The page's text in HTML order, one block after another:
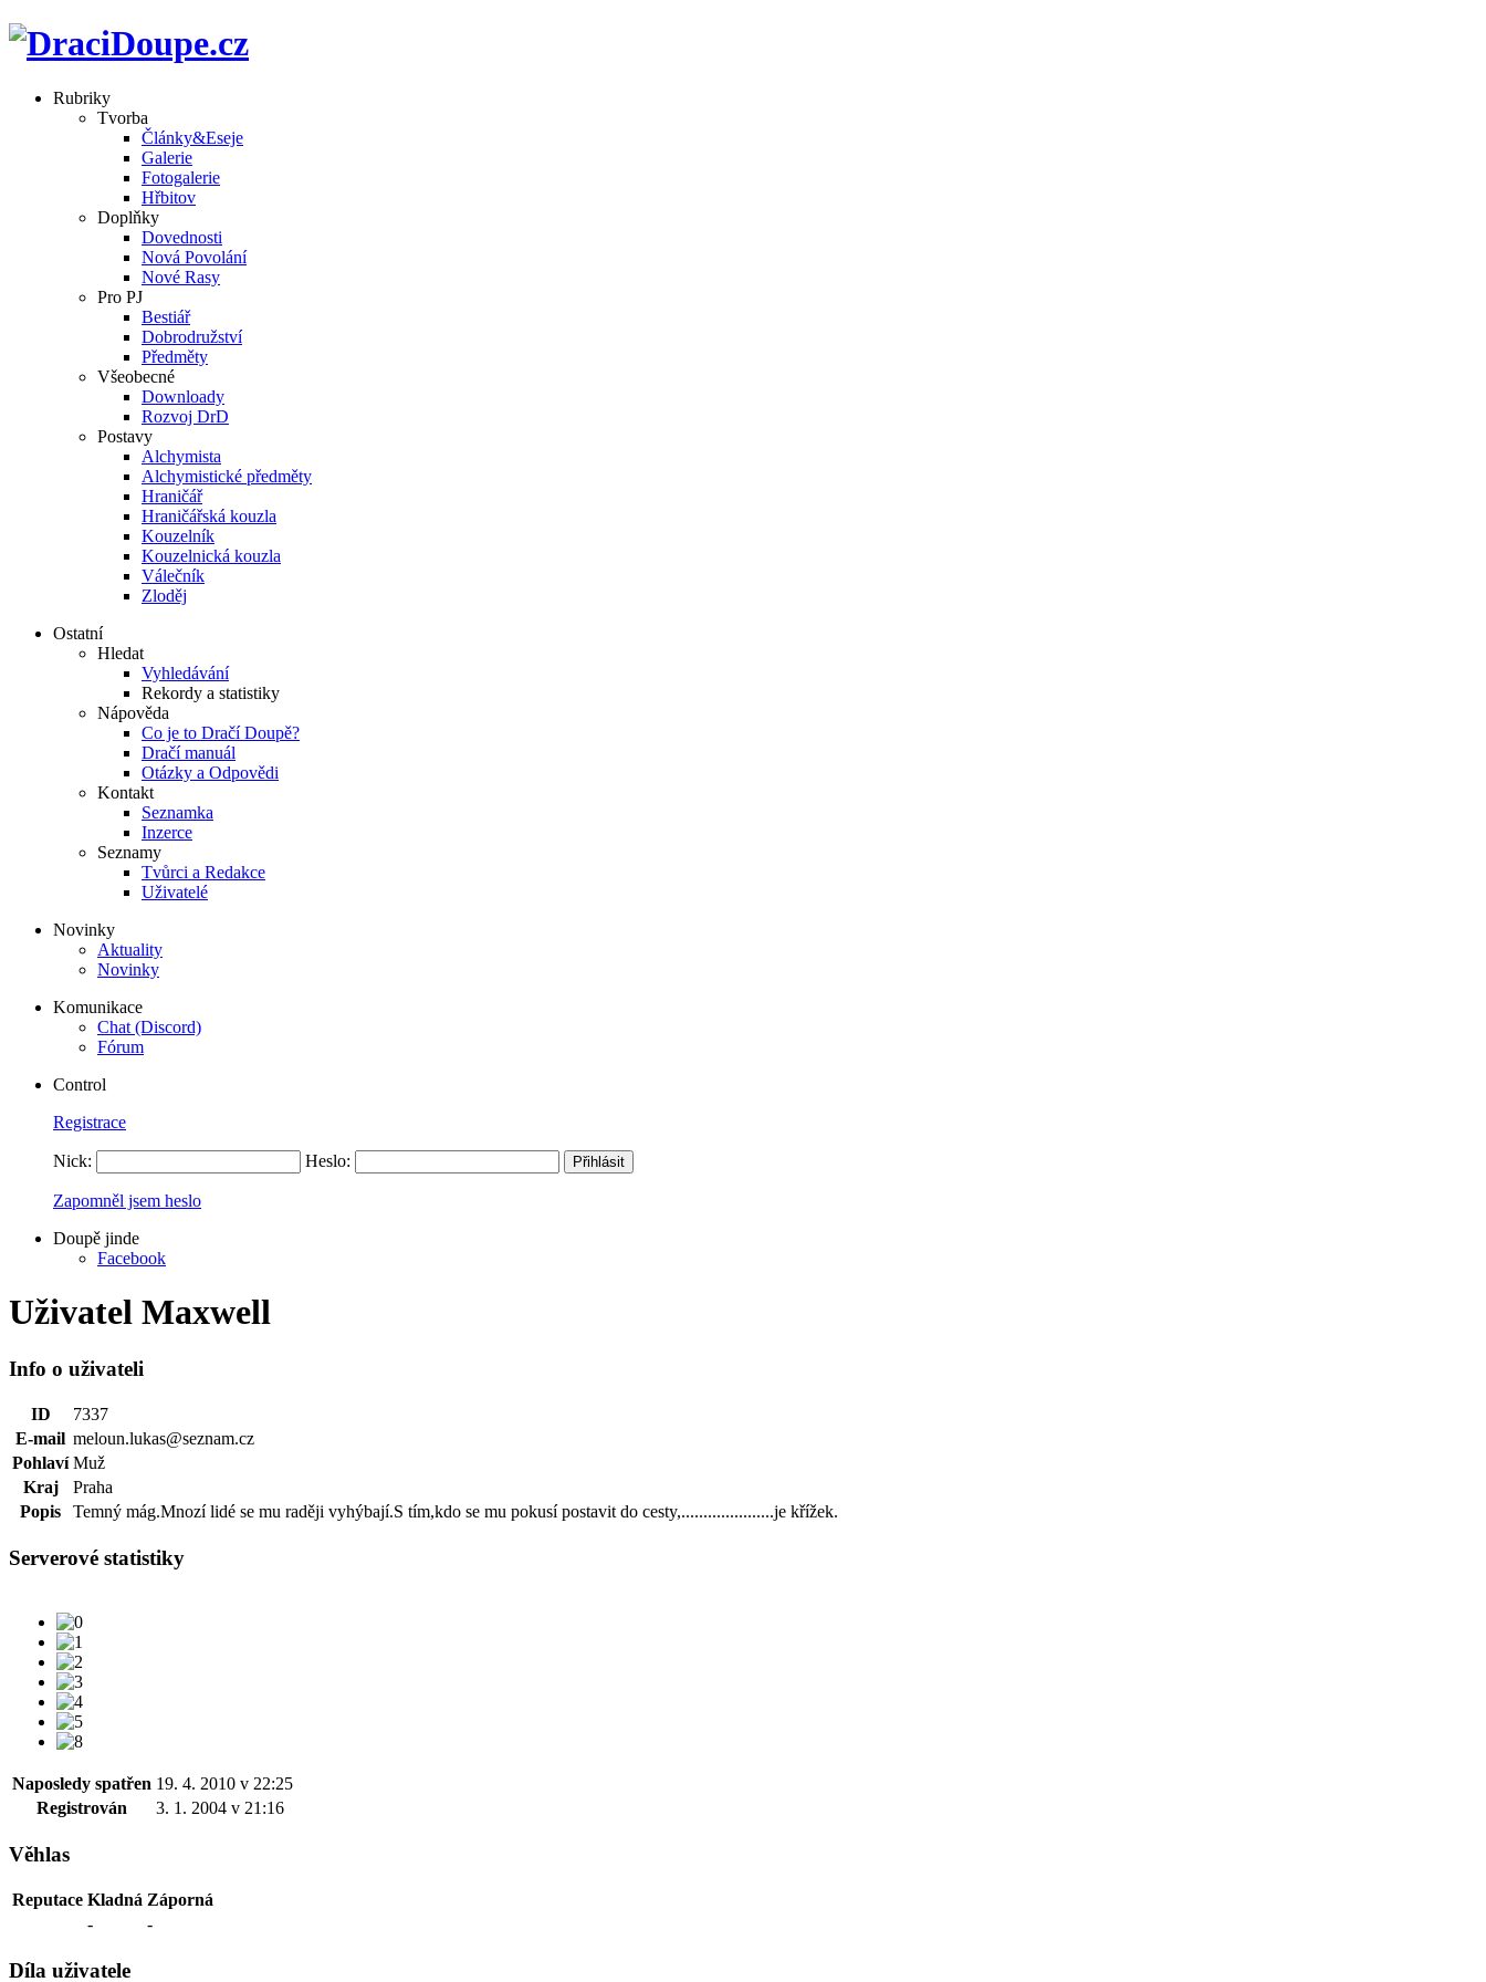
Rubriky
Tvorba
Články&Eseje
Galerie
Fotogalerie
Hřbitov
Doplňky
Dovednosti
Nová Povolání
Nové Rasy
Pro PJ
Bestiář
Dobrodružství
Předměty
Všeobecné
Downloady
Rozvoj DrD
Postavy
Alchymista
Alchymistické předměty
Hraničář
Hraničářská kouzla
Kouzelník
Kouzelnická kouzla
Válečník
Zloděj
Ostatní
Hledat
Vyhledávání
Rekordy a statistiky
Nápověda
Co je to Dračí Doupě?
Dračí manuál
Otázky a Odpovědi
Kontakt
Seznamka
Inzerce
Seznamy
Tvůrci a Redakce
Uživatelé
Novinky
Aktuality
Novinky
Komunikace
Chat (Discord)
Fórum
Control
Registrace
Nick: Heslo:
Zapomněl jsem heslo
Doupě jinde
Facebook
Uživatel Maxwell
Info o uživateli
ID
7337
E-mail meloun.lukas@seznam.cz
Pohlaví Muž
Kraj
Praha
Popis
Temný mág.Mnozí lidé se mu raději vyhýbají.S tím,kdo se mu pokusí postavit do cesty,.....................je křížek.
Serverové statistiky
Naposledy spatřen 19. 4. 2010 v 22:25
Registrován
3. 1. 2004 v 21:16
Věhlas
Reputace Kladná Záporná
-
-
Díla uživatele